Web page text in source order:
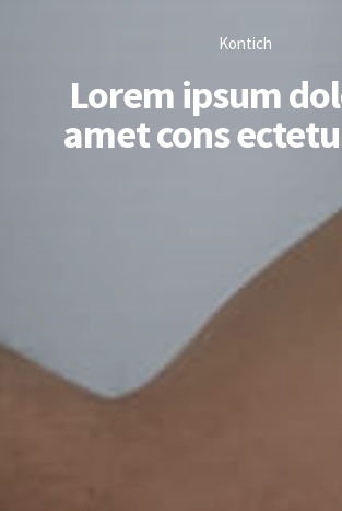
Kontich
Lorem ipsum
amet cons